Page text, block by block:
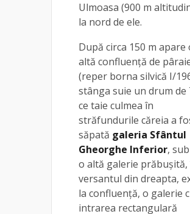
Ulmoasa (900 m
la nord de ele.
După circa 150 m apare
altă confluenţă de
(reper borna silvică I/
stânga suie un drum de
ce taie culmea în
străfundurile căreia a
săpată galeria Sfântul
Gheorghe Inferior,
o altă galerie prăbuşită,
versantul din dreapta,
la confluenţă, o galerie
intrarea rectangulară